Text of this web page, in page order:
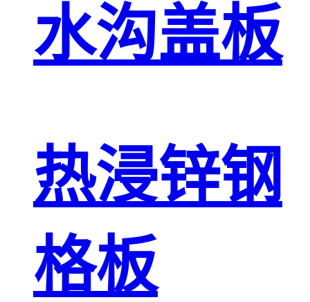
水沟盖板
热浸锌钢
格板